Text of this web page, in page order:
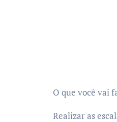
O que você vai
Realizar as